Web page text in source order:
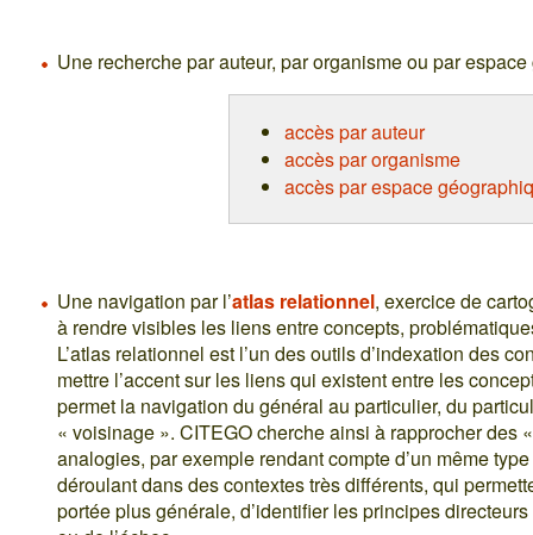
Une recherche par auteur, par organisme ou par
accès par auteur
accès par organisme
accès par espace
Une navigation par l’atlas relationnel, exercice de
à rendre visibles les liens entre concepts,
L’atlas relationnel est l’un des outils d’indexation des
mettre l’accent sur les liens qui existent entre les
permet la navigation du général au particulier, du
« voisinage ». CITEGO cherche ainsi à rapprocher des
analogies, par exemple rendant compte d’un même
déroulant dans des contextes très différents, qui
portée plus générale, d’identifier les principes